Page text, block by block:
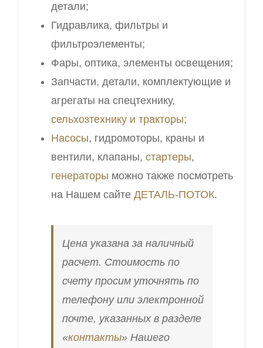
детали;
Гидравлика, фильтры и
фильтроэлементы;
Фары, оптика, элементы освещения;
Запчасти, детали, комплектующие и
агрегаты на спецтехнику,
сельхозтехнику и тракторы;
Насосы, гидромоторы, краны и
вентили, клапаны, стартеры,
генераторы можно также посмотреть
на Нашем сайте ДЕТАЛЬ-ПОТОК.
Цена указана за наличный
расчет. Стоимость по
счету просим уточнять по
телефону или электронной
почте, указанных в разделе
«контакты» Нашего